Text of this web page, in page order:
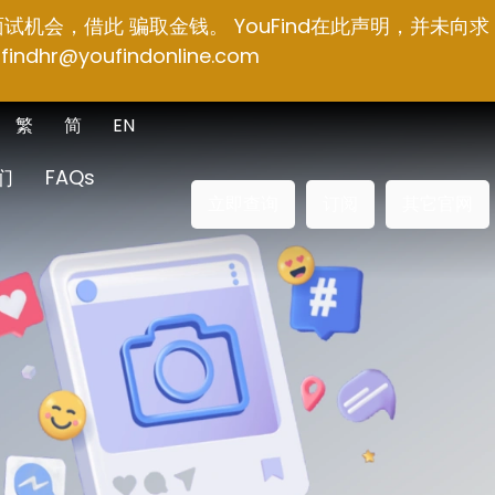
机会，借此 骗取金钱。 YouFind在此声明，并未向求
EN
简
繁
FAQs